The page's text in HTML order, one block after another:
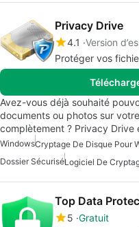
Privacy Drive
4.1 Version
Protéger vos
Avez-vous déjà souhaité
documents ou photos sur
complètement ? Privacy
WindowsCryptage De Disque Pour
Dossier SécuriséLogiciel De
Top Data
5 Gratuit